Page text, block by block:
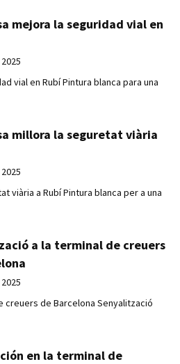
mejora la seguridad vial en
vial en Rubí Pintura blanca para una
millora la seguretat viària
viària a Rubí Pintura blanca per a una
a la terminal de creuers
creuers de Barcelona Senyalització
en la terminal de